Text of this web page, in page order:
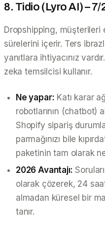
8. Tidio (Lyro AI) –
Dropshipping, müşterileri
sürelerini içerir. Ters
yanıtlara ihtiyacınız vardır.
zeka temsilcisi kullanır.
Ne yapar: Katı karar
robotlarının (chatbot)
Shopify sipariş
parmağınızı bile
paketinin tam olarak
2026 Avantajı:
olarak çözerek, 24
almadan küresel bir
tanır.